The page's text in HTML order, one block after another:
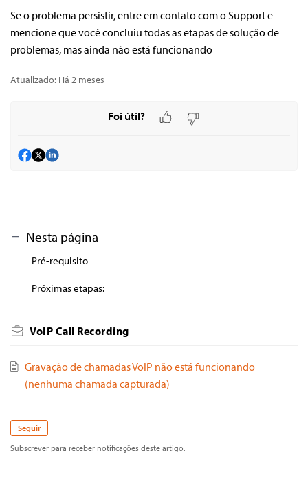
Se o problema persistir, entre em contato com o Support e
mencione que você concluiu todas as etapas de solução de
problemas, mas ainda não está funcionando
Atualizado: Há 2 meses
Foi útil?
Nesta página
Pré-requisito
Próximas etapas:
Seguir
Subscrever para receber notificações deste artigo.
VoIP Call Recording
Gravação de chamadas VoIP não está funcionando
(nenhuma chamada capturada)